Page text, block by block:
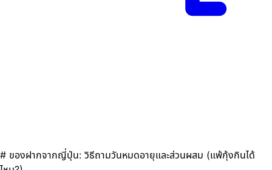
# ของฝากจากญี่ปุ่น: วิธีถามวันหมดอายุและส่วนผสม (แพ้กุ้งกินได้